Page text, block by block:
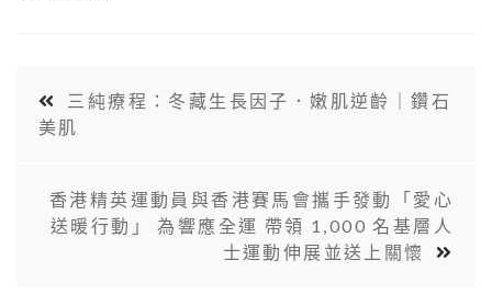
三純療程：冬藏生長因子．嫩肌逆齡｜鑽石
美肌
香港精英運動員與香港賽馬會攜手發動「愛心
送暖行動」 為響應全運 帶領 1,000 名基層人
士運動伸展並送上關懷